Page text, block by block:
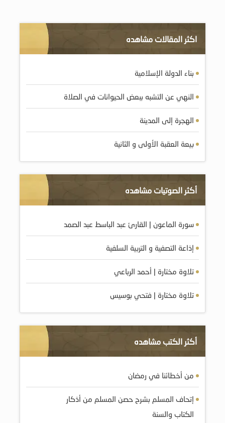
اكثر المقالات مشاهده
بناء الدولة الإسلامية
النهي عن التشبه ببعض الحيوانات في الصلاة
الهجرة إلى المدينة
بيعة العقبة الأولى و الثانية
أكثر الصوتيات مشاهده
سورة الماعون | القارئ عبد الباسط عبد الصمد
إذاعة التصفية و التربية السلفية
تلاوة مختارة | أحمد الرباعي
تلاوة مختارة | فتحي بوسيس
أكثر الكتب مشاهده
من أخطائنا في رمضان
إتحاف المسلم بشرح حصن المسلم من أذكار
الكتاب والسنة